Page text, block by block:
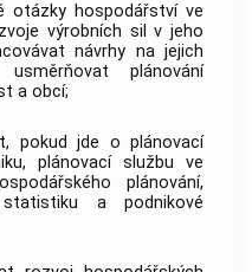
otázky hospodářství ve
výrobních sil v jeho
návrhy na jejich
plánování
a obcí;
pokud jde o plánovací
plánovací službu ve
plánování,
a podnikové